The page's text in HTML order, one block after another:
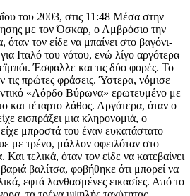
είχε χαλάσει η όμορφη μαύρη του κόμμωση με τις λίγες άσπρες τρίχες. Όταν ο άντρας έφτασε, τελικά, με κάμποσα τσαλίμια μπροστά στον πάγκο δίπλα στο κουζινάκι και αρπάχτηκε μορφάζοντας κι αλληθωρίζοντας σαν ναυαγός στα τελευταία του, οι δύο ιταλίδες σερβιτόρες ξέσπασαν σε τρανταχτά γέλια. Αμέσως, ο τύπος άρχισε να καλαμπουρίζει μαζί τους στη γλώσσα τους. Ο Αμβρόσιο, βλέποντας τις δύο κοπέλες να μη σταματάνε τα γέλια, τον φαντάστηκε σπουδαίο καλαμπουρτζή. Έναν τέτοιο συνομιλητή χρειαζόταν για να μην καταλήξει στο Μιλάνο άρρωστος από ανία. Από τον ανοιχτό και συμπαθητικό του χαρακτήρα, από το μελαχρινό του δέρμα και από την ευφράδεια στο διάλογο με τις σερβιτόρες, εύλογα ο Αμβρόσιο υπέθεσε ότι καταγόταν από το νότο της Ιταλίας. Λίγες στιγμές αργότερα, ο τύπος πλησίασε βαστώντας ένα δισκάκι, στο παράθυρο όπου ο Αμβρόσιο έπινε την μπίρα του. Στο άλλο χέρι βαστούσε ένα panino με prosciuto και provolone. Σε άπταιστα γαλλικά, ο άντρας ζήτησε άδεια να καθίσει και να τοποθετήσει το δίσκο του στο μοναδικό ελεύθερο χώρο του τραπεζιού, ανάμεσα στον Αμβρόσιο και μία κυρία. Για να μην πιάσει πολύ χώρο, έβαλε πάνω στο τραπέζι το μπουκαλάκι με το μπορντό και μία Κις Λορέν που είχε στο δίσκο. Τα γαλλικά του και η κις (την οποία δεν θα έτρωγε ποτέ ένας Ιταλός του νότου σʼ ένα τρένο όπου πουλούσαν panini), σε συνδυασμό με την ηλικία και τη μιμητική του τύπου, έκαναν τον Αμβρόσιο νʼ αλλάξει γνώμη. Μπορεί να ήταν ένας πλέιμποι που τον πήραν τα χρόνια. Γάλλος, κατά πάσα πιθανότητα. Με πρόφαση να μάθει ποιος θα ήταν ο επόμενος σταθμός του τρένου, ο Αμβρόσιο άνοιξε κουβέντα που σιγά σιγά του αποκάλυπτε έναν υπέροχο συζητητή. Τον έλεγαν Όσκαρ. Και ήταν όλο εκπλήξεις. Η πρώτη έκπληξη ήταν η εθνικότητα. Ήταν Άγγλος. Με τόσο μελαχρινή επιδερμίδα και τα μαύρα του μαλλιά, κανένας δεν θα μπορούσε να το υποψιαστεί. Πόσο μάλλον αν τον άκουγες να μιλάει άπταιστα γαλλικά και ιταλικά. Κατʼ αρχάς, ο Όσκαρ τον πληροφόρησε ότι πήγαινε στην Αθήνα. Έμενε εκεί. «Oh là là... Από το Παρίσι στην Αθήνα με τρένο;» «Από το Λονδίνο, για την ακρίβεια.» Του εξήγησε ότι είχε εισιτήριο τρένου ώς το νότο της Ιταλίας. Στο Μπάρι θα έπαιρνε το πλοίο. Κρίνοντας από τα ρούχα και τους τρόπους του, φαινόταν εύπορος. Τότε, γιατί ταξίδευε με τρένο και μάλιστα στη δεύτερη θέση; «Μη μου πείτε ότι φοβάστε τα αεροπλάνα;» αποτόλμησε ο Αμβρόσιο. «Αντιθέτως. Λατρεύω τα αεροπλάνα. Έχω, όμως, οικονομικές δυσκολίες, και μια πτήση για Ελλάδα θα μου κόστιζε τέσσερις φορές περισσότερα.» Όταν ο Όσκαρ άκουσε ότι ο Αμβρόσιο ήταν Αργεντινός, έπλεξε το εγκώμιο του Μπουένος Άιρες, υπέροχη πόλη, αλλά και ο νότος, τα Στενά του Μαγγελάνου, οι νότιες Άνδεις, και α! ω! το Ναουέλ Ουαπί, το Μπαριλότσε, αξέχαστα μέρη. Σε λίγο, αφού ζήτησε συγνώμη ως Εγγλέζος, για τον «δόλιο πόλεμο στις Μαλβίνες» όπως τον χαρακτήρισε, επιτέθηκε σφοδρά κατά της συμμαχίας «Αμερικανών και Βρετανών στο Ιράκ». Προς μεγάλη έκπληξη του Αμβρόσιο, μπροστά σʼ έναν άγνωστο, ο Όσκαρ χρησιμοποιούσε εκφράσεις του τύπου: «εγκληματίες κατά της ανθρωπότητας», «τέλος του πολιτισμού»... Κατά τη γνώμη του, ο Μπους και ο Τόνι Μπλερ ήταν δύο «εγκληματίες πολέμου», «ληστές του πετρελαίου». Επιπλέον, κατέστρεφαν τη Βαγδάτη, την ιστορία της, την κουλτούρα της. Μιλούσε ήρεμα αλλά με πάθος. Ο Αμβρόσιο σκέφτηκε ότι ο Όσκαρ του θύμιζε τον Ομάρ Σαρίφ. Τελικά, ο Ιταλός του Νότου ή ο γάλλος πλέιμποϊ που φαντάστηκε στην αρχή, ήταν ένας Άγγλος που έμενε στην Ελλάδα, και ήταν ολοφάνερα αριστερός. Εκπλήξεις της ζωής, που λέει κι ένα τραγουδάκι... Όταν ο Όσκαρ επανέλαβε ότι μένει στην Αθήνα, ο Αμβρόσιο δεν συγκράτησε την περιέργειά του και ρώτησε τι λογής ενδιαφέροντα τον κρατούσαν εκεί. «Η αγάπη για τη χώρα και... άλλες αγάπες.» «Α, άλλος ένας Λόρδος Μπάιρον!» καλαμπούρισε ο Αργεντινός. «Όχι, απλώς ένας ταπεινός αρχαιολόγος.» Ο Αμβρόσιο, που ήταν 58 ετών και καθηγητής Γαλλικής Λογοτεχνίας στο Πανεπιστήμιο του Μπουένος Άιρες, τον κοίταξε με μια έκφραση θαυμασμού, με τα φρύδια υψωμένα. Ο Όσκαρ πρόσθεσε ότι είχε σπίτι στην Αθήνα, όμως, εκεί περνούσε μόνο τα σαββατοκύριακα. Τον υπόλοιπο καιρό έκανε ανασκαφές στις Κυκλάδες. «Δεν φανταζόμουν ότι υπήρχαν ακόμα Άγγλοι που σκάβουν στην Ελλάδα.» «Προνόμια της αποικιακής κληρονομιάς» σχολίασε ο Όσκαρ με ύφος ενόχου. Όταν ρώτησε για τις σπουδές του, ο Αμβρόσιο έμαθε ότι είχε περάσει από το Κέιμπριτζ, το Τρίνιτι Κόλετζ... «Κάποια υποτροφία;» Ο Αμβρόσιο τόλμησε να υποθέσει όταν ήταν πλέον πολύ αργά για να κρύψει την αδιακρισία του. «Όχι, όχι. Η οικογένειά μου είχε οικονομική άνεση.» ʽʽΝα πάρει! Κοντεύεις τα εξήντα κι είσαι ακόμα κόπανος. Επειδή ο τύπος έχει τώρα ζόρια, δε σημαίνει πως ήταν πάντοτε μπατίρης...ʼʼ Για νʼ αλλάξει θέμα, έδειξε ενδιαφέρον για το χρώμα της επιδερμίδας του. πολύ σκούρο για Εγγλέζο. «Το οφείλω στη μητέρα μου...» Ιταλίδα; Ελληνίδα; Ο Αμβρόσιο προτίμησε να μη ρισκάρει εικασίες και νʼ αποφύγει άλλες αδιακρισίες. «Γεννήθηκε και μεγάλωσε στην Ινδία.» Για Άγγλος, ο Όσκαρ δεν ήταν καθόλου εσωστρεφής τύπος. Μέσα σε ελάχιστα λεπτά, ο Αμβρόσιο έμαθε ότι η ινδή κυρία που καταγόταν από μία βραχμανική οικογένεια, αφού παντρεύτηκε έναν άγγλο συνταγματάρχη, my father, θα γινόταν συγγραφέας με αρκετή επιτυχία, τη δεκαετία του σαράντα και του πενήντα. Τα μυθιστορήματά της μιλούσαν για την Ινδία. «Η νοσταλγία, μερικές φορές, παράγει καλούς συγγραφείς.» «Δεν ήταν καλή. Επιπλέον, κατέληξε αδιάντροπη αγγλόφιλη» σχολίασε ο Όσκαρ. «Δεν τα πηγαίναμε καθόλου καλά. Στο τέλος, με μίσησε. Ωστόσο, με θυμήθηκε στη διαθήκη της.» «Πάει καιρός που πέθανε;» «Όχι. δύο εβδομάδες. Πήγα στο Λονδίνο για την κληρονομιά.» Ο Αμβρόσιο φαντάστηκε μια μοχθηρή μάνα, ικανή να σχεδιάσει χοντρές μεταθανάτιες διαβολιές στο γιο της,